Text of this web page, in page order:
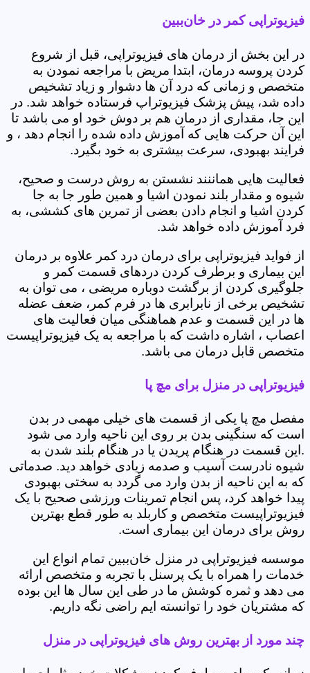
فیزیوتراپی کمر در خان‌ببین
در این بخش از درمان های فیزیوتراپی، قبل از شروع
کردن پروسه درمان، ابتدا مریض با مراجعه نمودن به
متخصص و زمانی که درد آن ها دشوار و زیاد تشخیص
داده شد، پیش پزشک فیزیوتراپ فرستاده خواهد شد. در
این جا، مقداری از درمان هم بر دوش خود او می باشد تا
این آن حرکت هایی که آموزش داده شده را انجام دهد ، و
فرایند بهبودی، سرعت بیشتری به خود بگیرد.
فعالیت هایی هماننند نشستن به روش درست و صحیح،
شیوه و مقدار بلند نمودن اشیا و همین طور جا به جا
کردن اشیا و انجام دادن بعضی از تمرین های کششی، به
فرد آموزش داده خواهد شد.
از فواید فیزیوتراپی برای درمان درد کمر علاوه بر درمان
این بیماری و برطرف کردن دردهای قسمت کمر و
جلوگیری کردن از برگشت دوباره مریضی ، می توان به
تشخیص برخی از نابرابری ها در فرم کمر، ضعف عضله
ها در این قسمت و عدم هماهنگی میان فعالیت های
اعصاب ، اشاره داشت که با مراجعه به یک فیزیوتراپیست
متخصص قابل درمان می باشد.
فیزیوتراپی در منزل برای مچ پا
مفصل مچ پا یکی از قسمت های خیلی مهمی در بدن
است که سنگینی بدن بر روی این ناحیه وارد می شود
.این قسمت در هنگام پریدن یا در هنگام بلند شدن به
شیوه نادرست آسیب و صدمه زیادی خواهد دید. صدماتی
که به این ناحیه از بدن وارد می گردد به سختی بهبودی
پیدا خواهد کرد، پس انجام تمرینات ورزشی صحیح با یک
فیزیوتراپیست متخصص و کاربلد به طور قطع بهترین
روش برای درمان این بیماری است.
موسسه فیزیوتراپی در منزل خان‌ببین تمام انواع این
خدمات را همراه با یک پرسنل با تجربه و متخصص ارائه
می دهد و ثمره کوشش ما در طی این سال ها این بوده
که مشتریان خود را توانسته ایم راضی نگه داریم.
چند مورد از بهترین روش های فیزیوتراپی در منزل